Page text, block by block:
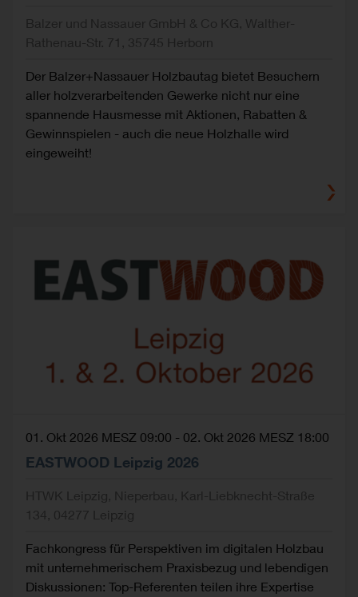
Balzer und Nassauer GmbH & Co KG, Walther-
Rathenau-Str. 71, 35745 Herborn
Der Balzer+Nassauer Holzbautag bietet Besuchern
aller holzverarbeitenden Gewerke nicht nur eine
spannende Hausmesse mit Aktionen, Rabatten &
Gewinnspielen - auch die neue Holzhalle wird
eingeweiht!
01. Okt 2026 MESZ 09:00 - 02. Okt 2026 MESZ 18:00
EASTWOOD Leipzig 2026
HTWK Leipzig, Nieperbau, Karl-Liebknecht-Straße
134, 04277 Leipzig
Fachkongress für Perspektiven im digitalen Holzbau
mit unternehmerischem Praxisbezug und lebendigen
Diskussionen: Top-Referenten teilen ihre Expertise